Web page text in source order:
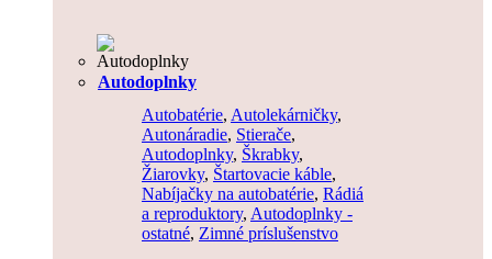
Autodoplnky
Autobatérie, Autolekárničky,
Autonáradie, Stierače,
Autodoplnky, Škrabky,
Žiarovky, Štartovacie káble,
Nabíjačky na autobatérie, Rádiá
a reproduktory, Autodoplnky -
ostatné, Zimné príslušenstvo